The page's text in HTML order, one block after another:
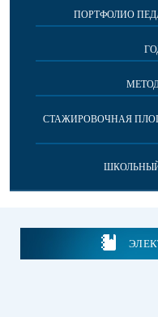
ПОРТФОЛИО
СТАЖИРОВОЧНАЯ